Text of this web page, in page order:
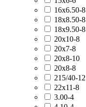
16x6.50-8
18x8.50-8
18x9.50-8
20x10-8
20x7-8
20x8-10
20x8-8
215/40-12
22x11-8
3.00-4